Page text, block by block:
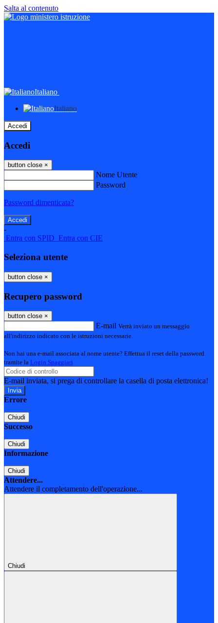
Salta al contenuto
Italiano
Italiano
Accedi
Accedi
button close ×
Nome Utente
Password
Password dimenticata?
-
Entra con SPID Entra con CIE
Seleziona utente
button close ×
Recupero password
button close ×
E-mail Verrà inviato un messaggio
all'indirizzo indicato con le istruzioni necessarie.
Non hai una e-mail associata al nome utente? Effettua il reset della password
tramite la Login Spaggiari
E-mail inviata, si prega di controllare la casella di posta elettronica!
Errore
Chiudi
Successo
Chiudi
Informazione
Chiudi
Attendere...
Attendere il completamento dell'operazione...
Chiudi